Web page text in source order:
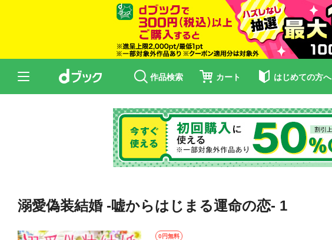
作品検索 カート はじめての方へ
溺愛偽装結婚 -嘘からはじまる運命の恋- 1
0円無料